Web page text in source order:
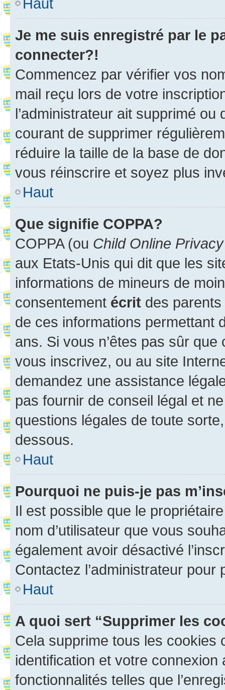
Je me suis enregistré par le
connecter?!
Commencez par vérifier vos
mail reçu lors de votre
l’administrateur ait supprimé
courant de supprimer
réduire la taille de la base de
vous réinscrire et soyez plus
Haut
Que signifie COPPA?
COPPA (ou Child Online
aux Etats-Unis qui dit que les
informations de mineurs de
consentement écrit des parents
de ces informations permettant
ans. Si vous n’êtes pas sûr
vous inscrivez, ou au site
demandez une assistance
pas fournir de conseil légal et
questions légales de toute
dessous.
Haut
Pourquoi ne puis-je pas
Il est possible que le
nom d’utilisateur que vous
également avoir désactivé
Contactez l’administrateur
Haut
A quoi sert “Supprimer les
Cela supprime tous les cookies
identification et votre
fonctionnalités telles que